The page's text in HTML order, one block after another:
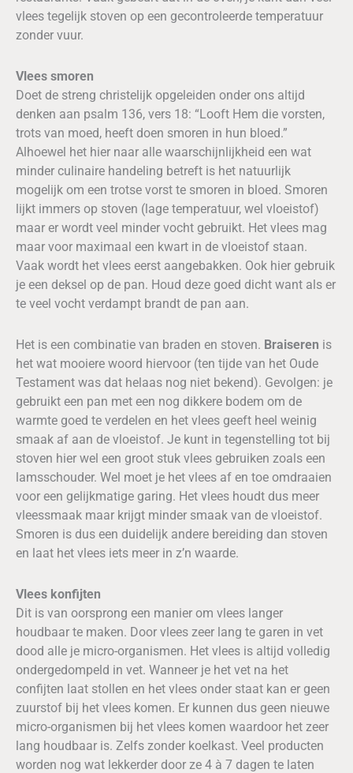
vlees tegelijk stoven op een gecontroleerde temperatuur
zonder vuur.
Vlees smoren
Doet de streng christelijk opgeleiden onder ons altijd
denken aan psalm 136, vers 18: “Looft Hem die vorsten,
trots van moed, heeft doen smoren in hun bloed.”
Alhoewel het hier naar alle waarschijnlijkheid een wat
minder culinaire handeling betreft is het natuurlijk
mogelijk om een trotse vorst te smoren in bloed. Smoren
lijkt immers op stoven (lage temperatuur, wel vloeistof)
maar er wordt veel minder vocht gebruikt. Het vlees mag
maar voor maximaal een kwart in de vloeistof staan.
Vaak wordt het vlees eerst aangebakken. Ook hier gebruik
je een deksel op de pan. Houd deze goed dicht want als er
te veel vocht verdampt brandt de pan aan.
Het is een combinatie van braden en stoven. Braiseren is
het wat mooiere woord hiervoor (ten tijde van het Oude
Testament was dat helaas nog niet bekend). Gevolgen: je
gebruikt een pan met een nog dikkere bodem om de
warmte goed te verdelen en het vlees geeft heel weinig
smaak af aan de vloeistof. Je kunt in tegenstelling tot bij
stoven hier wel een groot stuk vlees gebruiken zoals een
lamsschouder. Wel moet je het vlees af en toe omdraaien
voor een gelijkmatige garing. Het vlees houdt dus meer
vleessmaak maar krijgt minder smaak van de vloeistof.
Smoren is dus een duidelijk andere bereiding dan stoven
en laat het vlees iets meer in z’n waarde.
Vlees konfijten
Dit is van oorsprong een manier om vlees langer
houdbaar te maken. Door vlees zeer lang te garen in vet
dood alle je micro-organismen. Het vlees is altijd volledig
ondergedompeld in vet. Wanneer je het vet na het
confijten laat stollen en het vlees onder staat kan er geen
zuurstof bij het vlees komen. Er kunnen dus geen nieuwe
micro-organismen bij het vlees komen waardoor het zeer
lang houdbaar is. Zelfs zonder koelkast. Veel producten
worden nog wat lekkerder door ze 4 à 7 dagen te laten